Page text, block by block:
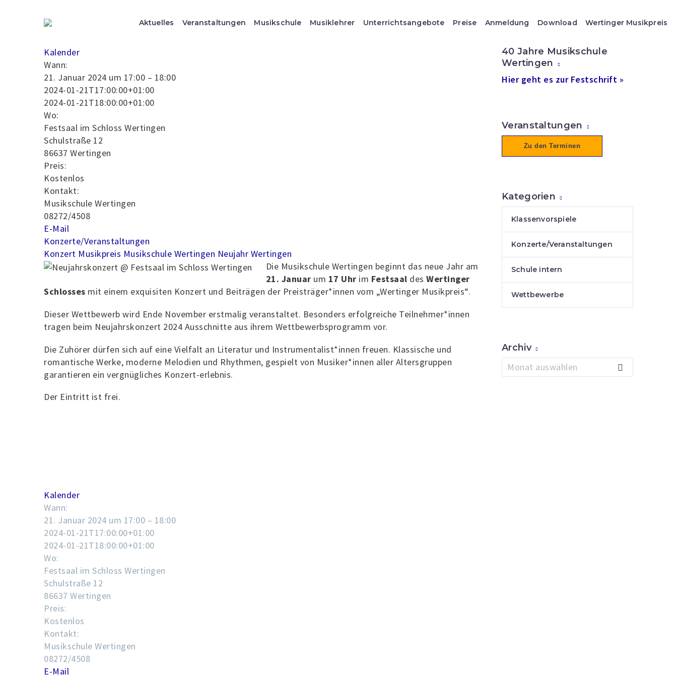
Aktuelles Veranstaltungen Musikschule Musiklehrer Unterrichtsangebote Preise Anmeldung Download Wertinger Musikpreis
Kalender
Wann:
21. Januar 2024 um 17:00 – 18:00
2024-01-21T17:00:00+01:00
2024-01-21T18:00:00+01:00
Wo:
Festsaal im Schloss Wertingen
Schulstraße 12
86637 Wertingen
Preis:
Kostenlos
Kontakt:
Musikschule Wertingen
08272/4508
E-Mail
Konzerte/Veranstaltungen
Konzert Musikpreis Musikschule Wertingen Neujahr Wertingen
Die Musikschule Wertingen beginnt das neue Jahr am
21. Januar um 17 Uhr im Festsaal des Wertinger
Schlosses mit einem exquisiten Konzert und Beiträgen der Preisträger*innen vom „Wertinger Musikpreis“.
Dieser Wettbewerb wird Ende November erstmalig veranstaltet. Besonders erfolgreiche Teilnehmer*innen
tragen beim Neujahrskonzert 2024 Ausschnitte aus ihrem Wettbewerbsprogramm vor.
Die Zuhörer dürfen sich auf eine Vielfalt an Literatur und Instrumentalist*innen freuen. Klassische und
romantische Werke, moderne Melodien und Rhythmen, gespielt von Musiker*innen aller Altersgruppen
garantieren ein vergnügliches Konzert-erlebnis.
Der Eintritt ist frei.
40 Jahre Musikschule
Wertingen
Hier geht es zur Festschrift »
Veranstaltungen
Zu den Terminen
Kategorien
Klassenvorspiele
Konzerte/Veranstaltungen
Schule intern
Wettbewerbe
Archiv
Archiv
Monat auswählen
Kalender
Wann:
21. Januar 2024 um 17:00 – 18:00
2024-01-21T17:00:00+01:00
2024-01-21T18:00:00+01:00
Wo:
Festsaal im Schloss Wertingen
Schulstraße 12
86637 Wertingen
Preis:
Kostenlos
Kontakt:
Musikschule Wertingen
08272/4508
E-Mail